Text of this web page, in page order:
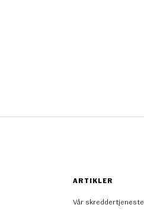
ARTIKLER
Vår skreddertjeneste